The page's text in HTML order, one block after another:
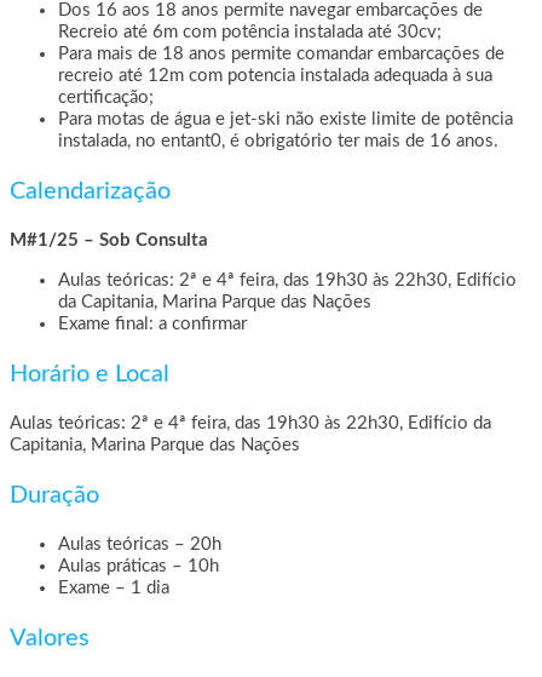
Dos 16 aos 18 anos permite navegar embarcações de
Recreio até 6m com potência instalada até 30cv;
Para mais de 18 anos permite comandar embarcações de
recreio até 12m com potencia instalada adequada à sua
certificação;
Para motas de água e jet-ski não existe limite de potência
instalada, no entant0, é obrigatório ter mais de 16 anos.
Calendarização
M#1/25 – Sob Consulta
Aulas teóricas: 2ª e 4ª feira, das 19h30 às 22h30, Edifício
da Capitania, Marina Parque das Nações
Exame final: a confirmar
Horário e Local
Aulas teóricas: 2ª e 4ª feira, das 19h30 às 22h30, Edifício da
Capitania, Marina Parque das Nações
Duração
Aulas teóricas – 20h
Aulas práticas – 10h
Exame – 1 dia
Valores